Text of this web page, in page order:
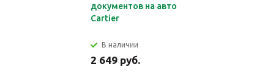
документов на авто
Cartier
В наличии
2 649 руб.